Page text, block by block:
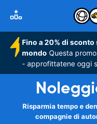
Fino a 20% di
mondo Questa
- approfittatene oggi
Risparmia tempo e
compagnie di